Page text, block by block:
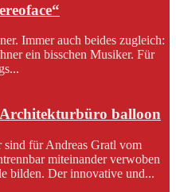
Immer auch beides zugleich:
ein bisschen Musiker. Für
balloon
für Andreas Gratl vom
miteinander verwoben
bilden. Der innovative und...